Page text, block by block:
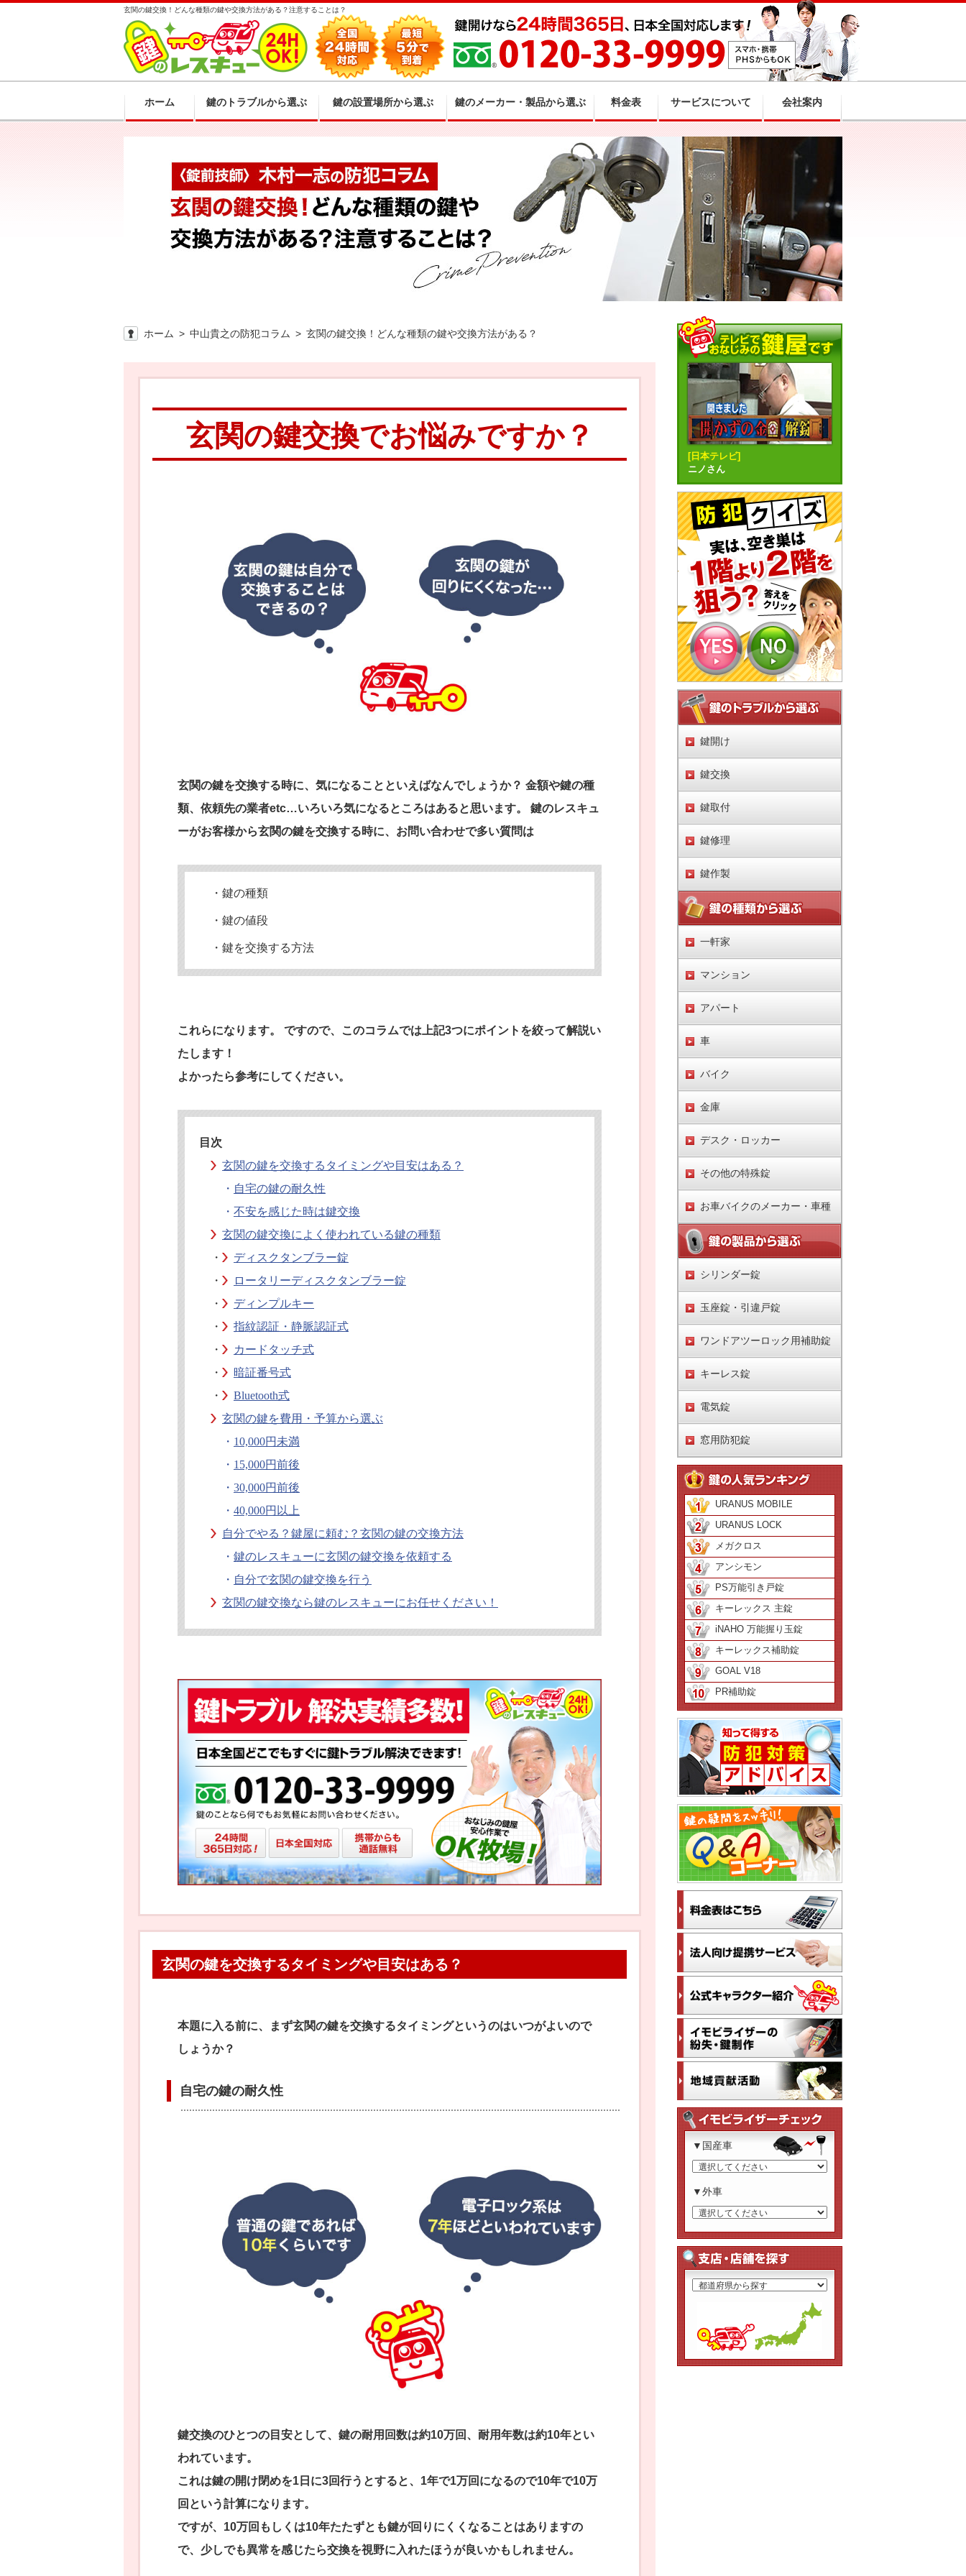
玄関の鍵交換！どんな種類の鍵や交換方法がある？注意することは？
ホーム 鍵のトラブルから選ぶ 鍵の設置場所から選ぶ 鍵のメーカー・製品から選ぶ 料金表 サービスについて 会社案内
ホーム 中山貴之の防犯コラム 玄関の鍵交換！どんな種類の鍵や交換方法がある？
玄関の鍵交換でお悩みですか？
玄関の鍵を交換する時に、気になることといえばなんでしょうか？ 金額や鍵の種
類、依頼先の業者etc…いろいろ気になるところはあると思います。 鍵のレスキュ
ーがお客様から玄関の鍵を交換する時に、お問い合わせで多い質問は
・鍵の種類
・鍵の値段
・鍵を交換する方法
これらになります。 ですので、このコラムでは上記3つにポイントを絞って解説い
たします！
よかったら参考にしてください。
目次
玄関の鍵を交換するタイミングや目安はある？
・ 自宅の鍵の耐久性
・ 不安を感じた時は鍵交換
玄関の鍵交換によく使われている鍵の種類
・
ディスクタンブラー錠
・
ロータリーディスクタンブラー錠
・
ディンプルキー
・
指紋認証・静脈認証式
・
カードタッチ式
・
暗証番号式
・
Bluetooth式
玄関の鍵を費用・予算から選ぶ
・ 10,000円未満
・ 15,000円前後
・ 30,000円前後
・ 40,000円以上
自分でやる？鍵屋に頼む？玄関の鍵の交換方法
・ 鍵のレスキューに玄関の鍵交換を依頼する
・ 自分で玄関の鍵交換を行う
玄関の鍵交換なら鍵のレスキューにお任せください！
玄関の鍵を交換するタイミングや目安はある？
本題に入る前に、まず玄関の鍵を交換するタイミングというのはいつがよいので
しょうか？
自宅の鍵の耐久性
鍵交換のひとつの目安として、鍵の耐用回数は約10万回、耐用年数は約10年とい
われています。
これは鍵の開け閉めを1日に3回行うとすると、1年で1万回になるので10年で10万
回という計算になります。
ですが、10万回もしくは10年たたずとも鍵が回りにくくなることはありますの
で、少しでも異常を感じたら交換を視野に入れたほうが良いかもしれません。
[日本テレビ]
ニノさん
鍵開け
鍵交換
鍵取付
鍵修理
鍵作製
一軒家
マンション
アパート
車
バイク
金庫
デスク・ロッカー
その他の特殊錠
お車バイクのメーカー・車種
シリンダー錠
玉座錠・引違戸錠
ワンドアツーロック用補助錠
キーレス錠
電気錠
窓用防犯錠
URANUS MOBILE
URANUS LOCK
メガクロス
アンシモン
PS万能引き戸錠
キーレックス 主錠
iNAHO 万能握り玉錠
キーレックス補助錠
GOAL V18
PR補助錠
▼国産車
▼外車